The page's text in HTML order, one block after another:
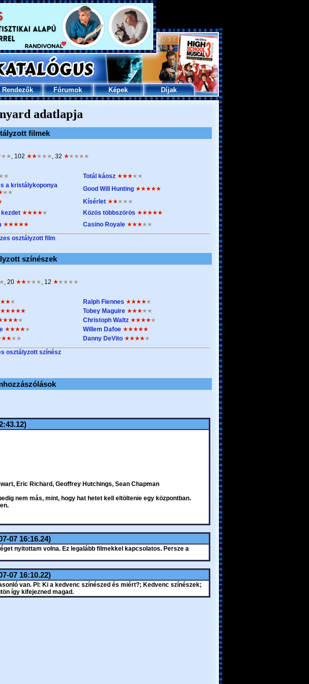
Rendezők Fórumok Képek Díjak
adatlapja
filmek
, 102
, 32
Totál káosz
a kristálykoponya
Good Will Hunting
Kísérlet
Közös többszörös
Casino Royale
osztályzott film
színészek
, 20
, 12
Ralph Fiennes
Tobey Maguire
Christoph Waltz
Willem Dafoe
Danny DeVito
osztályzott színész
Eric Richard, Geoffrey Hutchings, Sean Chapman
nem más, mint, hogy hat hetet kell eltöltenie egy központban.
07 16:16.24)
nyitottam volna. Ez legalább filmekkel kapcsolatos. Persze a
07 16:10.22)
van. Pl: Ki a kedvenc színészed és miért?; Kedvenc színészek;
így kifejezned magad.